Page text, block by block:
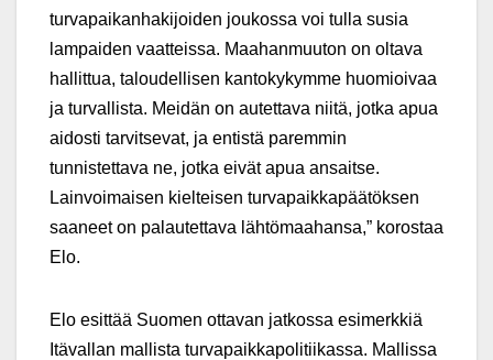
turvapaikanhakijoiden joukossa voi tulla susia
lampaiden vaatteissa. Maahanmuuton on oltava
hallittua, taloudellisen kantokykymme huomioivaa
ja turvallista. Meidän on autettava niitä, jotka apua
aidosti tarvitsevat, ja entistä paremmin
tunnistettava ne, jotka eivät apua ansaitse.
Lainvoimaisen kielteisen turvapaikkapäätöksen
saaneet on palautettava lähtömaahansa,” korostaa
Elo.
Elo esittää Suomen ottavan jatkossa esimerkkiä
Itävallan mallista turvapaikkapolitiikassa. Mallissa